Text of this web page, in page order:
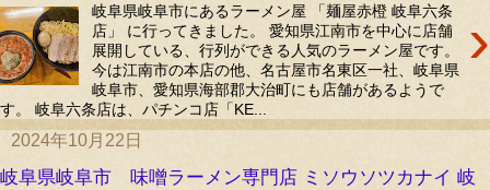
›
岐阜県岐阜市にあるラーメン屋 「麺屋赤橙 岐阜六条
店」 に行ってきました。 愛知県江南市を中心に店舗
展開している、行列ができる人気のラーメン屋です。
今は江南市の本店の他、名古屋市名東区一社、岐阜県
岐阜市、愛知県海部郡大治町にも店舗があるようで
す。 岐阜六条店は、パチンコ店「KE...
2024年10月22日
岐阜県岐阜市 味噌ラーメン専門店 ミソウソツカナイ 岐